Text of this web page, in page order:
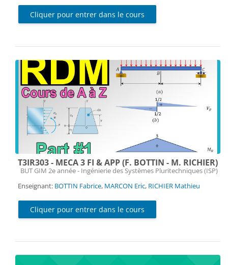
Cliquer pour entrer dans le cours
T3IR303 - MECA 3 FI & APP (F. BOTTIN - M. RICHIER)
Catégorie de cours
BUT GIM 2e année - Ingénierie des Systèmes Pluritechniques (ISP)
Enseignant: BOTTIN Fabrice, MARCON Eric, RICHIER Mathieu
Cliquer pour entrer dans le cours